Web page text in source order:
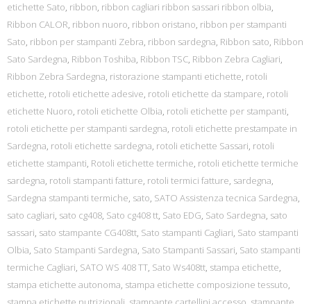
etichette Sato, ribbon, ribbon cagliari ribbon sassari ribbon olbia,
Ribbon CALOR, ribbon nuoro, ribbon oristano, ribbon per stampanti
Sato, ribbon per stampanti Zebra, ribbon sardegna, Ribbon sato, Ribbon
Sato Sardegna, Ribbon Toshiba, Ribbon TSC, Ribbon Zebra Cagliari,
Ribbon Zebra Sardegna, ristorazione stampanti etichette, rotoli
etichette, rotoli etichette adesive, rotoli etichette da stampare, rotoli
etichette Nuoro, rotoli etichette Olbia, rotoli etichette per stampanti,
rotoli etichette per stampanti sardegna, rotoli etichette prestampate in
Sardegna, rotoli etichette sardegna, rotoli etichette Sassari, rotoli
etichette stampanti, Rotoli etichette termiche, rotoli etichette termiche
sardegna, rotoli stampanti fatture, rotoli termici fatture, sardegna,
Sardegna stampanti termiche, sato, SATO Assistenza tecnica Sardegna,
sato cagliari, sato cg408, Sato cg408 tt, Sato EDG, Sato Sardegna, sato
sassari, sato stampante CG408tt, Sato stampanti Cagliari, Sato stampanti
Olbia, Sato Stampanti Sardegna, Sato Stampanti Sassari, Sato stampanti
termiche Cagliari, SATO WS 408 TT, Sato Ws408tt, stampa etichette,
stampa etichette autonoma, stampa etichette composizione tessuto,